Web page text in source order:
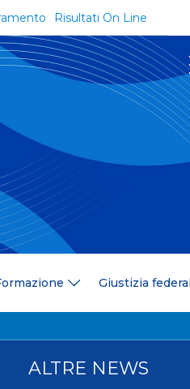
Risultati On Line
Giustizia
Documenti
Regolamenti e
Delibere
Amministrazione
Formazione
Pagaia Azzurra
ALTRE NEWS